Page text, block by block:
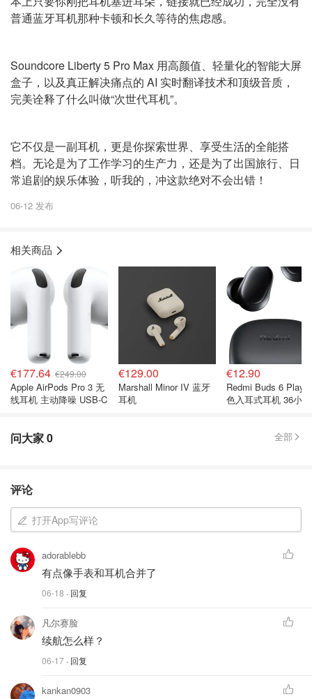
普通蓝牙耳机那种卡顿和长久等待的焦虑感。
Soundcore Liberty 5 Pro Max 用高颜值、轻量化的智能大屏
盒子，以及真正解决痛点的 AI 实时翻译技术和顶级音质，
完美诠释了什么叫做“次世代耳机”。
它不仅是一副耳机，更是你探索世界、享受生活的全能搭
档。无论是为了工作学习的生产力，还是为了出国旅行、日
常追剧的娱乐体验，听我的，冲这款绝对不会出错！
06-12 发布
相关商品
€177.64 €249.00
Apple AirPods Pro 3 无
线耳机 主动降噪 USB-C
€129.00
Marshall Minor IV 蓝牙
耳机
€12.90
Redmi Buds 6 Play
色入耳式耳机 36小
问大家0 全部
评论
打开App写评论
adorablebb
有点像手表和耳机合并了
06-18 · 回复
凡尔赛脸
续航怎么样？
06-17 · 回复
kankan0903